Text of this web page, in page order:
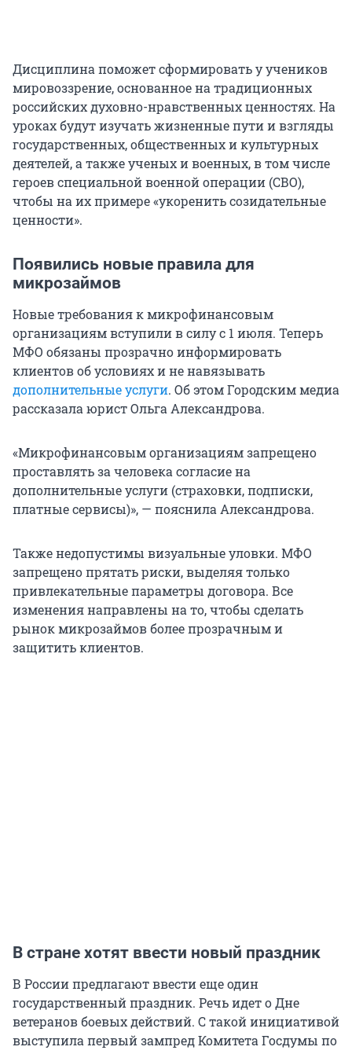
Дисциплина поможет сформировать у учеников
мировоззрение, основанное на традиционных
российских духовно-нравственных ценностях. На
уроках будут изучать жизненные пути и взгляды
государственных, общественных и культурных
деятелей, а также ученых и военных, в том числе
героев специальной военной операции (СВО),
чтобы на их примере «укоренить созидательные
ценности».
Появились новые правила для
микрозаймов
Новые требования к микрофинансовым
организациям вступили в силу с 1 июля. Теперь
МФО обязаны прозрачно информировать
клиентов об условиях и не навязывать
дополнительные услуги. Об этом Городским медиа
рассказала юрист Ольга Александрова.
«Микрофинансовым организациям запрещено
проставлять за человека согласие на
дополнительные услуги (страховки, подписки,
платные сервисы)», — пояснила Александрова.
Также недопустимы визуальные уловки. МФО
запрещено прятать риски, выделяя только
привлекательные параметры договора. Все
изменения направлены на то, чтобы сделать
рынок микрозаймов более прозрачным и
защитить клиентов.
В стране хотят ввести новый праздник
В России предлагают ввести еще один
государственный праздник. Речь идет о Дне
ветеранов боевых действий. С такой инициативой
выступила первый зампред Комитета Госдумы по